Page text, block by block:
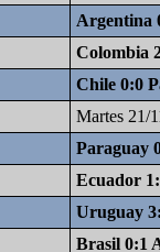
Argentina
Colombia
Chile 0:0
Martes 21/
Paraguay
Ecuador
Uruguay
Brasil 0:1